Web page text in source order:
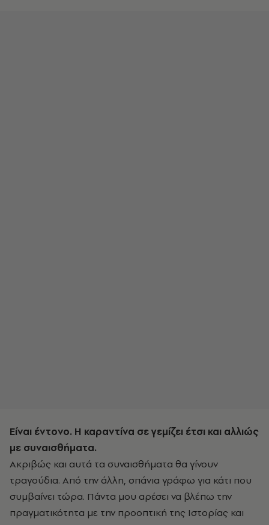
Είναι έντονο. Η καραντίνα σε γεμίζει έτσι και αλλιώς
με συναισθήματα.
Ακριβώς και αυτά τα συναισθήματα θα γίνουν
τραγούδια. Από την άλλη, σπάνια γράφω για κάτι που
συμβαίνει τώρα. Πάντα μου αρέσει να βλέπω την
πραγματικότητα με την προοπτική της Ιστορίας και